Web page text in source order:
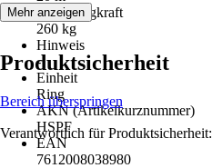
Max. Tragkraft
260 kg
Hinweis
-
Einheit
Ring
AKN (Artikelkurznummer)
HSPF
EAN
7612008038980
Mehr anzeigen
Produktsicherheit
Bereich überspringen
Verantwortlich für Produktsicherheit: